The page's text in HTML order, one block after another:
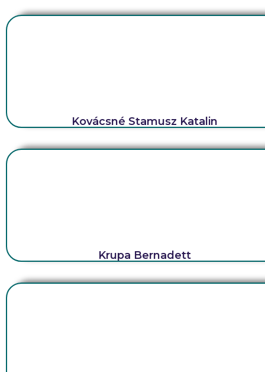
Kovácsné Stamusz Katalin
Krupa Bernadett